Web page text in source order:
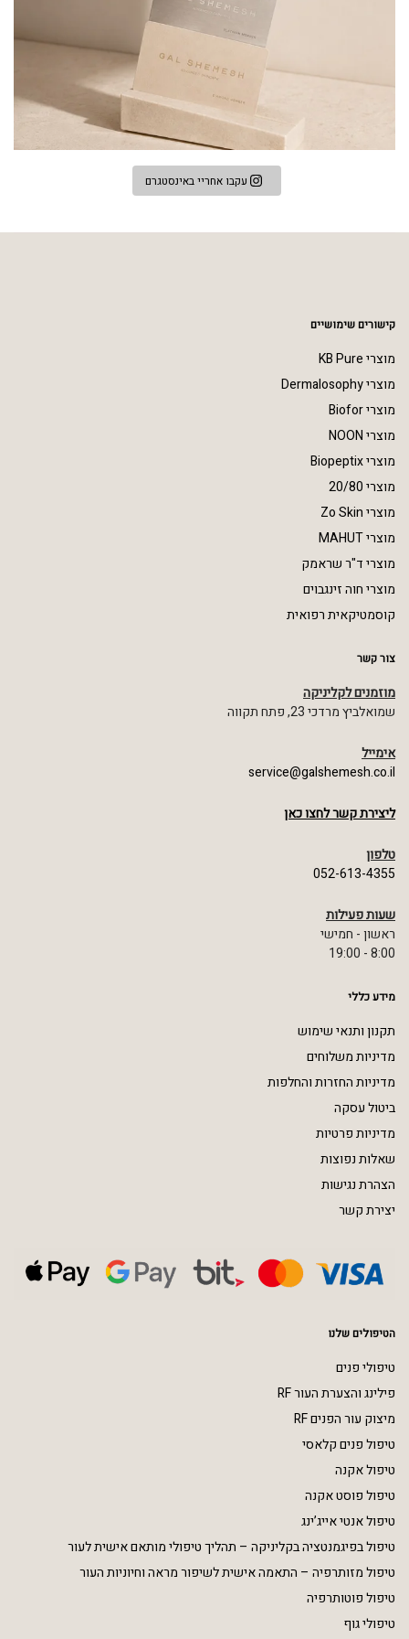
עקבו אחריי באינסטגרם
קישורים שימושיים
מוצרי KB Pure
מוצרי Dermalosophy
מוצרי Biofor
מוצרי NOON
מוצרי Biopeptix
מוצרי 20/80
מוצרי Zo Skin
מוצרי MAHUT
מוצרי ד"ר שראמק
מוצרי חוה זינגבוים
קוסמטיקאית רפואית
צור קשר
מוזמנים לקליניקה
שמואלביץ מרדכי 23, פתח תקווה
אימייל
service@galshemesh.co.il
ליצירת קשר לחצו כאן
טלפון
052-613-4355
שעות פעילות
ראשון - חמישי
8:00 - 19:00
מידע כללי
תקנון ותנאי שימוש
מדיניות משלוחים
מדיניות החזרות והחלפות
ביטול עסקה
מדיניות פרטיות
שאלות נפוצות
הצהרת נגישות
יצירת קשר
הטיפולים שלנו
טיפולי פנים
פילינג והצערת העור RF
מיצוק עור הפנים RF
טיפול פנים קלאסי
טיפול אקנה
טיפול פוסט אקנה
טיפול אנטי אייג’ינג
טיפול בפיגמנטציה בקליניקה – תהליך טיפולי מותאם אישית לעור
טיפול מזותרפיה – התאמה אישית לשיפור מראה וחיוניות העור
טיפול פוטותרפיה
טיפולי גוף